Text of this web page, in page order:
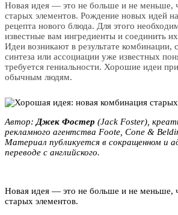
Новая идея — это не больше и не меньше,
старых элементов. Рождение новых идей
рецепта нового блюда. Для этого
известные вам ингредиенты и соединить
Идеи возникают в результате комбинации,
синтеза или ассоциации уже известных
требуется гениальности. Хорошие идеи
обычным людям.
Автор:Джек Фостер (Jack Foster),
рекламного агентства Foote, Cone &
Материал публикуется в сокращенном и
переводе с английского.
Новая идея — это не больше и не меньше,
старых элементов.